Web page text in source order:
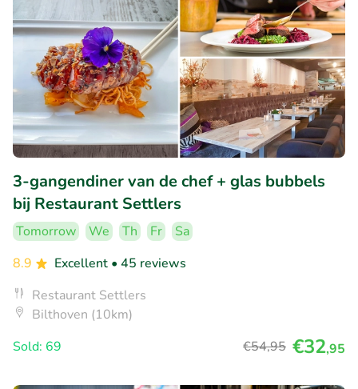
3-gangendiner van de chef + glas bubbels
bij Restaurant Settlers
Tomorrow We Th Fr
Sa
8.9
Excellent • 45 reviews
Restaurant Settlers
Bilthoven (10km)
Sold: 69
€54,95 €32,95